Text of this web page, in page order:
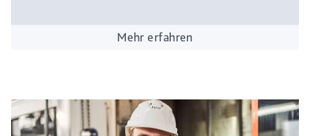
Mehr erfahren